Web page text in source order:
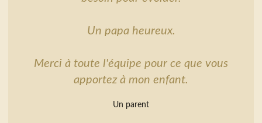
Un papa heureux.
Merci à toute l'équipe pour ce que vous
apportez à mon enfant.
Un parent